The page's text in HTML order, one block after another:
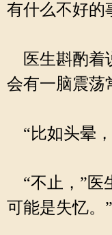
有什么不好的
医生斟酌着
会有一脑震
“比如头晕，
“不止，”医
可能是失忆。”